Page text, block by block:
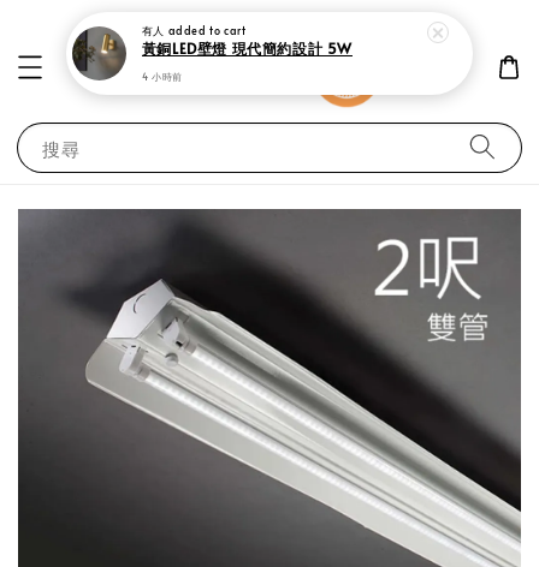
搜尋
有人 added to cart
黃銅LED壁燈 現代簡約設計 5W
4 小時前